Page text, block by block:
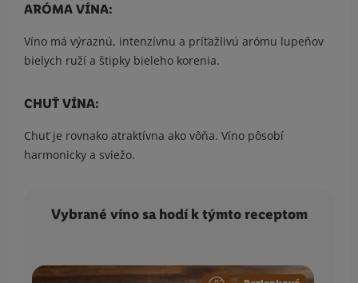
ARÓMA VÍNA:
Víno má výraznú, intenzívnu a príťažlivú arómu lupeňov
bielych ruží a štipky bieleho korenia.
CHUŤ VÍNA:
Chuť je rovnako atraktívna ako vôňa. Víno pôsobí
harmonicky a sviežo.
Vybrané víno sa hodí k týmto receptom